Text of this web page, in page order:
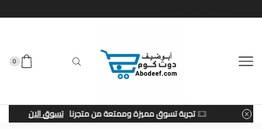
0
تجربة تسوق مميزة وممتعة من متجرنا تسوق الان